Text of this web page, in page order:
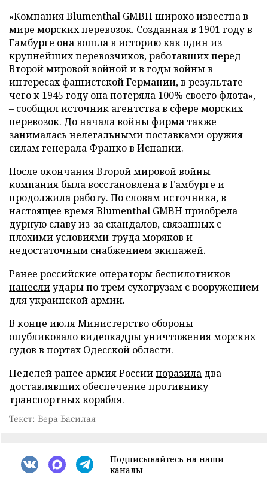
«Компания Blumenthal GMBH широко известна в
мире морских перевозок. Созданная в 1901 году в
Гамбурге она вошла в историю как один из
крупнейших перевозчиков, работавших перед
Второй мировой войной и в годы войны в
интересах фашистской Германии, в результате
чего к 1945 году она потеряла 100% своего флота»,
– сообщил источник агентства в сфере морских
перевозок. До начала войны фирма также
занималась нелегальными поставками оружия
силам генерала Франко в Испании.
После окончания Второй мировой войны
компания была восстановлена в Гамбурге и
продолжила работу. По словам источника, в
настоящее время Blumenthal GMBH приобрела
дурную славу из-за скандалов, связанных с
плохими условиями труда моряков и
недостаточным снабжением экипажей.
Ранее российские операторы беспилотников
нанеслиудары по трем сухогрузам с вооружением
для украинской армии.
В конце июля Министерство обороны
опубликоваловидеокадры уничтожения морских
судов в портах Одесской области.
Неделей ранее армия Россиипоразила два
доставлявших обеспечение противнику
транспортных корабля.
Текст: Вера Басилая
Подписывайтесь на наши
каналы